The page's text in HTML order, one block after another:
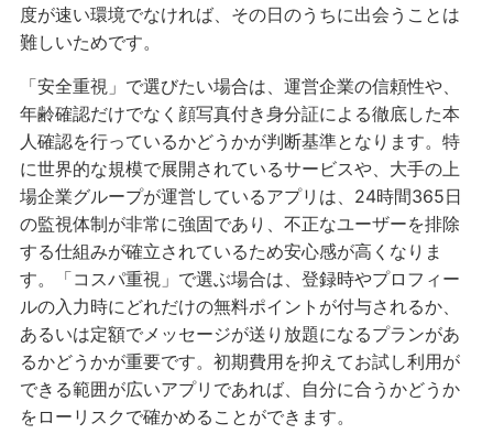
度が速い環境でなければ、その日のうちに出会うことは
難しいためです。
「安全重視」で選びたい場合は、運営企業の信頼性や、
年齢確認だけでなく顔写真付き身分証による徹底した本
人確認を行っているかどうかが判断基準となります。特
に世界的な規模で展開されているサービスや、大手の上
場企業グループが運営しているアプリは、24時間365日
の監視体制が非常に強固であり、不正なユーザーを排除
する仕組みが確立されているため安心感が高くなりま
す。「コスパ重視」で選ぶ場合は、登録時やプロフィー
ルの入力時にどれだけの無料ポイントが付与されるか、
あるいは定額でメッセージが送り放題になるプランがあ
るかどうかが重要です。初期費用を抑えてお試し利用が
できる範囲が広いアプリであれば、自分に合うかどうか
をローリスクで確かめることができます。